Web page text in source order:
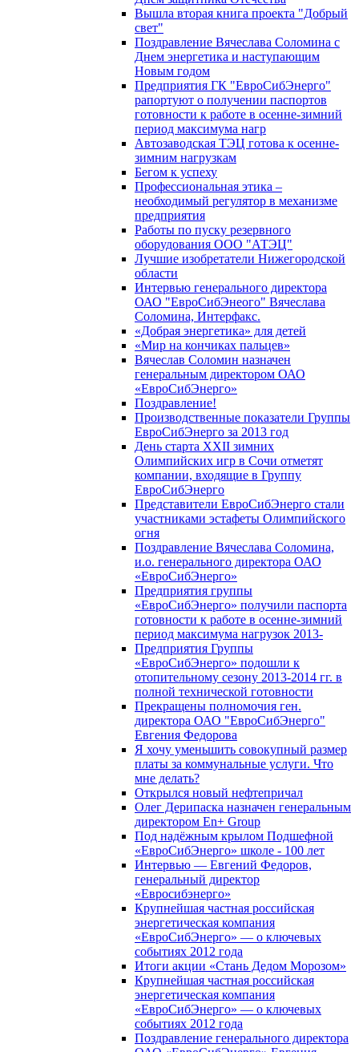
Вышла вторая книга проекта "Добрый
свет"
Поздравление Вячеслава Соломина с
Днем энергетика и наступающим
Новым годом
Предприятия ГК "ЕвроСибЭнерго"
рапортуют о получении паспортов
готовности к работе в осенне-зимний
период максимума нагр
Автозаводская ТЭЦ готова к осенне-
зимним нагрузкам
Бегом к успеху
Профессиональная этика –
необходимый регулятор в механизме
предприятия
Работы по пуску резервного
оборудования ООО "АТЭЦ"
Лучшие изобретатели Нижегородской
области
Интервью генерального директора
ОАО "ЕвроСибЭнеого" Вячеслава
Соломина, Интерфакс.
«Добрая энергетика» для детей
«Мир на кончиках пальцев»
Вячеслав Соломин назначен
генеральным директором ОАО
«ЕвроСибЭнерго»
Поздравление!
Производственные показатели Группы
ЕвроСибЭнерго за 2013 год
День старта XXII зимних
Олимпийских игр в Сочи отметят
компании, входящие в Группу
ЕвроСибЭнерго
Представители ЕвроСибЭнерго стали
участниками эстафеты Олимпийского
огня
Поздравление Вячеслава Соломина,
и.о. генерального директора ОАО
«ЕвроСибЭнерго»
Предприятия группы
«ЕвроСибЭнерго» получили паспорта
готовности к работе в осенне-зимний
период максимума нагрузок 2013-
Предприятия Группы
«ЕвроСибЭнерго» подошли к
отопительному сезону 2013-2014 гг. в
полной технической готовности
Прекращены полномочия ген.
директора ОАО "ЕвроСибЭнерго"
Евгения Федорова
Я хочу уменьшить совокупный размер
платы за коммунальные услуги. Что
мне делать?
Открылся новый нефтепричал
Олег Дерипаска назначен генеральным
директором En+ Group
Под надёжным крылом Подшефной
«ЕвроСибЭнерго» школе - 100 лет
Интервью — Евгений Федоров,
генеральный директор
«Евросибэнерго»
Крупнейшая частная российская
энергетическая компания
«ЕвроСибЭнерго» — о ключевых
событиях 2012 года
Итоги акции «Стань Дедом Морозом»
Крупнейшая частная российская
энергетическая компания
«ЕвроСибЭнерго» — о ключевых
событиях 2012 года
Поздравление генерального директора